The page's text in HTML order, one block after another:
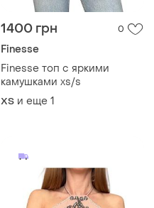
1400 грн 0
Finesse
Finesse топ с яркими
камушками xs/s
ХS и еще 1